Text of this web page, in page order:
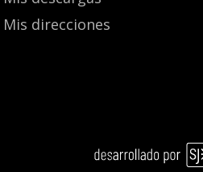
Mis direcciones